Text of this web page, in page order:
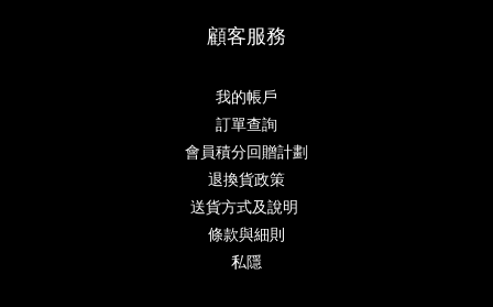
顧客服務
我的帳戶
訂單查詢
會員積分回贈計劃
退換貨政策
送貨方式及說明
條款與細則
私隱